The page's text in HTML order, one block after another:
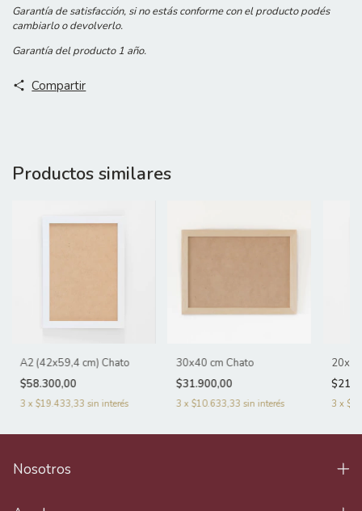
Garantía de satisfacción, si no estás conforme con el producto podés
cambiarlo o devolverlo.
Garantía del producto 1 año.
Compartir
Productos similares
A2 (42x59,4 cm) Chato
$58.300,00
3 x $19.433,33 sin interés
30x40 cm Chato
$31.900,00
3 x $10.633,33 sin interés 3 x
Nosotros